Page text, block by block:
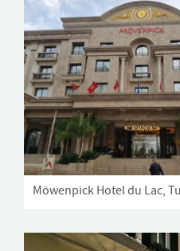
Möwenpick Hotel du Lac,